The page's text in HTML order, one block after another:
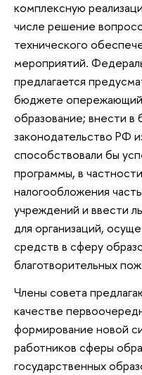
комплексную
числе решение
технического
мероприятий.
предлагается
бюджете опережающий
образование; внести
законодательство РФ
способствовали бы
программы, в
налогообложения
учреждений и ввести
для организаций,
средств в сферу
благотворительных
Члены совета
качестве
формирование новой
работников сферы
государственных